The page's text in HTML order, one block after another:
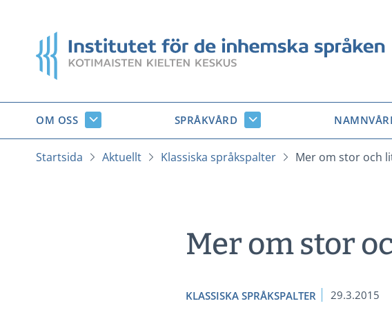
innehåll
Startsida
OM OSS
Om
oss
undersidor
SPRÅKVÅRD
Språkvård
undersidor
Startsida
Aktuellt Klassiska språkspalter Mer om stor och
Mer om stor
KLASSISKA SPRÅKSPALTER 29.3.2015